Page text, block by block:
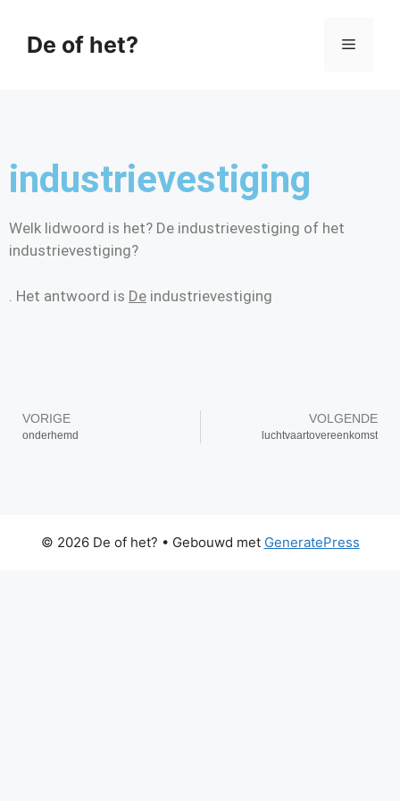
De of het?
industrievestiging
Welk lidwoord is het? De industrievestiging of het
industrievestiging?
. Het antwoord is De industrievestiging
VORIGE
onderhemd
VOLGENDE
luchtvaartovereenkomst
© 2026 De of het? • Gebouwd met GeneratePress